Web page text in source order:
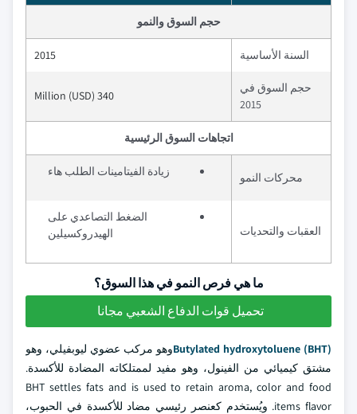
حجم السوق والنمو
السنة الأساسية 2015
حجم السوق في
2015
340 Million (USD)
اتجاهات السوق الرئيسية
محركات النمو زيادة الفيتامينات الطلب هاء
العقبات والتحديات
الضغط التصاعدي على
الهيدروكسيلين
ما هي فرص النمو في هذا السوق؟
تحميل قوات الدفاع الشعبي مجانا
Butylated hydroxytoluene (BHT)وهو مركب عضوي ليوبفيلي، وهو
مشتق كيميائي من الفينول، وهو مفيد لممتلكاته المضادة للأكسدة.
BHT settles fats and is used to retain aroma, color and food
items flavor. ويُستخدم كعنصر رئيسي مضاد للأكسدة في الحبوب،